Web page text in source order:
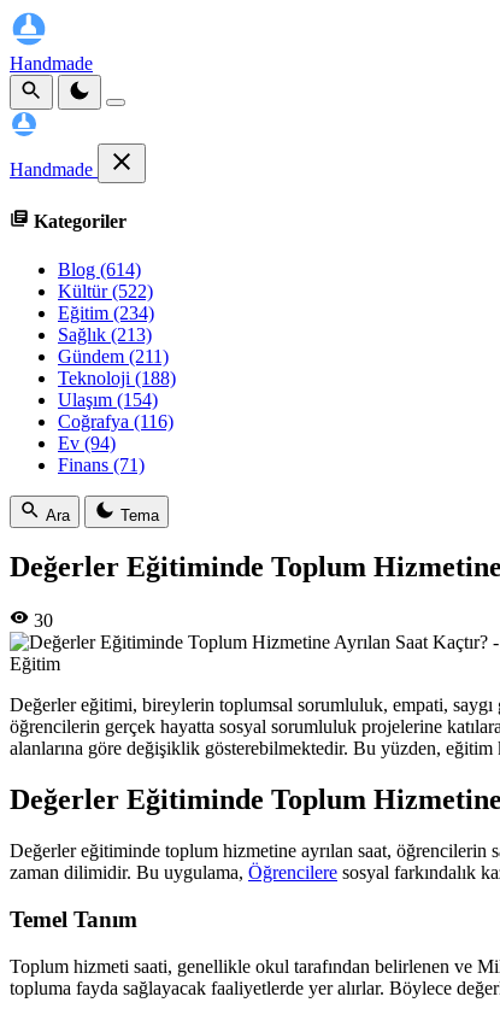
Handmade
Handmade
Kategoriler
Blog (614)
Kültür(522)
Eğitim (234)
Sağlık (213)
Gündem (211)
Teknoloji (188)
Ulaşım (154)
Coğrafya (116)
Ev (94)
Finans (71)
Ara Tema
Değerler Eğitiminde Toplum
30
Eğitim
Değerler eğitimi, bireylerin toplumsal sorumluluk, empati,
öğrencilerin gerçek hayatta sosyal sorumluluk projelerine
alanlarına göre değişiklik gösterebilmektedir. Bu yüzden,
Değerler Eğitiminde Toplum
Değerler eğitiminde toplum hizmetine ayrılan saat,
zaman dilimidir. Bu uygulama, Öğrencilere sosyal farkındalık
Temel Tanım
Toplum hizmeti saati, genellikle okul tarafından belirlenen ve
topluma fayda sağlayacak faaliyetlerde yer alırlar. Böylece